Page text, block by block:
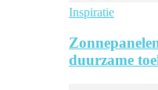
Inspiratie
duurzame